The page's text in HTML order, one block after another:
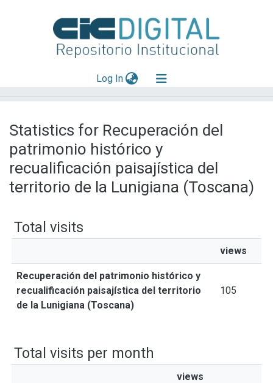
Log In(current)
Mas información
Aportar material
Statistics for Recuperación del
patrimonio histórico y
recualificación paisajística del
territorio de la Lunigiana (Toscana)
Total visits
views
Recuperación del patrimonio histórico y
recualificación paisajística del territorio
de la Lunigiana (Toscana)
105
Total visits per month
views